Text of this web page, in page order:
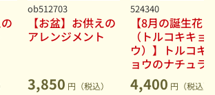
）】故人への想いを込めたお供えの花
ら地域の慣習にも対応
あなただけの特別なフラワーギフトをデ
ob512703
【お盆】お供えの
アレンジメント
3,850 円（税込）
524340
【8月の誕生花
（トルコキキョ
ウ）】トルコキ
ョウのナチュラ
なアレンジメン
4,400 円（税込）